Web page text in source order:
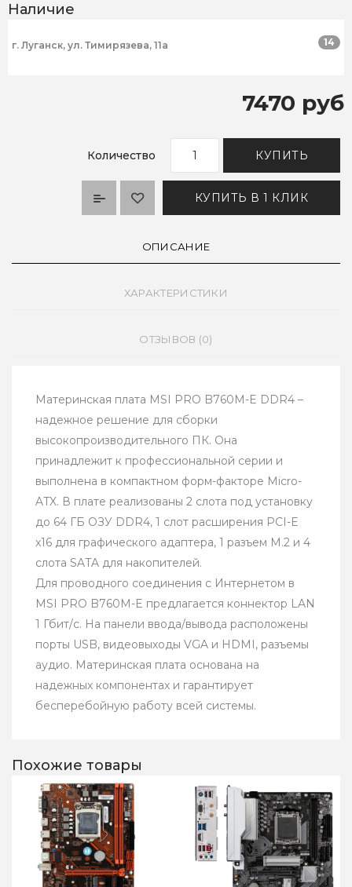
Наличие
г. Луганск, ул. Тимирязева, 11а 14
7470 руб
Количество КУПИТЬ
КУПИТЬ В 1 КЛИК
ОПИСАНИЕ
ХАРАКТЕРИСТИКИ
ОТЗЫВОВ (0)
Материнская плата MSI PRO B760M-E DDR4 –
надежное решение для сборки
высокопроизводительного ПК. Она
принадлежит к профессиональной серии и
выполнена в компактном форм-факторе Micro-
ATX. В плате реализованы 2 слота под установку
до 64 ГБ ОЗУ DDR4, 1 слот расширения PCI-E
x16 для графического адаптера, 1 разъем M.2 и 4
слота SATA для накопителей.
Для проводного соединения с Интернетом в
MSI PRO B760M-E предлагается коннектор LAN
1 Гбит/с. На панели ввода/вывода расположены
порты USB, видеовыходы VGA и HDMI, разъемы
аудио. Материнская плата основана на
надежных компонентах и гарантирует
бесперебойную работу всей системы.
Похожие товары